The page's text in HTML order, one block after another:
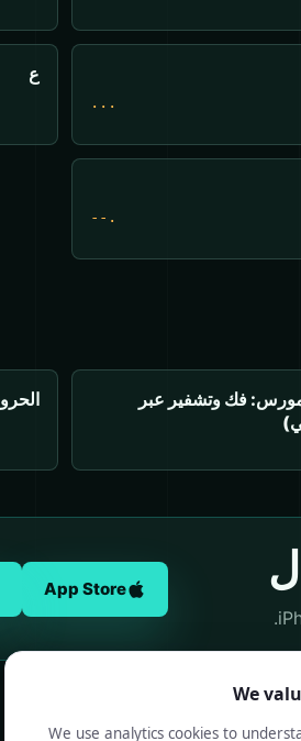
...
ع
--.
فك وتشفير عبر
App Store
We
We use analytics cookies to